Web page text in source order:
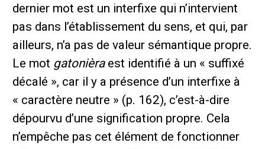
dernier mot est un interfixe qui n’intervient
pas dans l’établissement du sens, et qui, par
ailleurs, n’a pas de valeur sémantique propre.
Le mot gatonièraest identifié à un « suffixé
décalé », car il y a présence d’un interfixe à
« caractère neutre » (p. 162), c’est-à-dire
dépourvu d’une signification propre. Cela
n’empêche pas cet élément de fonctionner